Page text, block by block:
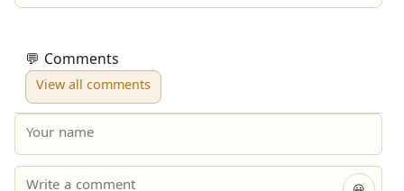
💬 Comments
View all comments